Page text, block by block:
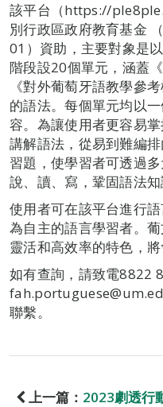
該平台（https://
別行政區政府教育基金
01）資助，主要對象是
階段設20個單元，涵蓋
《對外葡萄牙語教學參
的語法。每個單元均以
容。為讓使用者更容易
講解語法，從易到難編
習題，使學習者可透過
說、讀、寫，鞏固語法知
使用者可在該平台進行
為自主的語言學習者。
靈活和高效率的特色，
如有查詢，請致電8822
聯繫。
上一篇： 2023劇透行